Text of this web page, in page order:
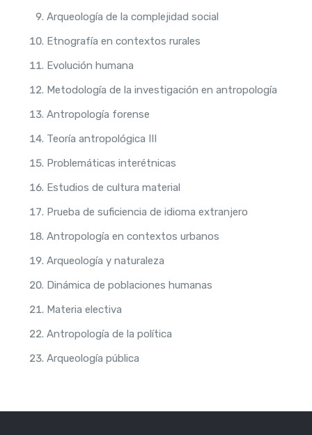
Arqueología de la complejidad social
Etnografía en contextos rurales
Evolución humana
Metodología de la investigación en antropología
Antropología forense
Teoría antropológica III
Problemáticas interétnicas
Estudios de cultura material
Prueba de suficiencia de idioma extranjero
Antropología en contextos urbanos
Arqueología y naturaleza
Dinámica de poblaciones humanas
Materia electiva
Antropología de la política
Arqueología pública